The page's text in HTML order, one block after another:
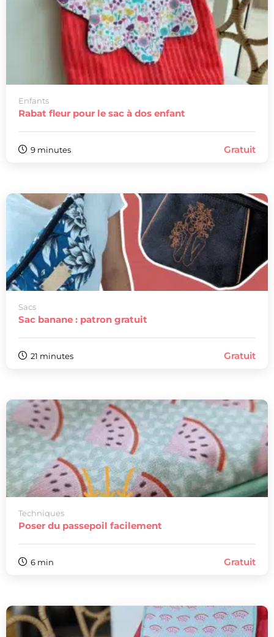
Enfants
Rabat fleur pour le sac à dos enfant
9 minutes Gratuit
Sacs
Sac banane : patron gratuit
21 minutes Gratuit
Techniques
Poser du passepoil facilement
6 min Gratuit